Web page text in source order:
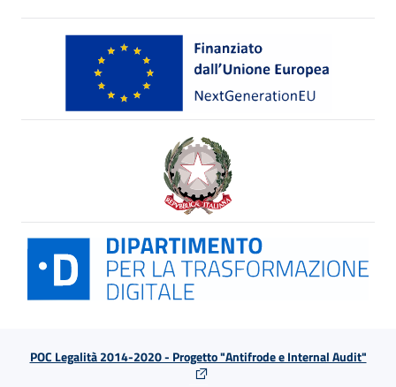
POC Legalità 2014-2020 - Progetto "Antifrode e Internal Audit"